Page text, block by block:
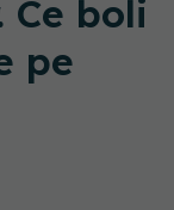
Ce boli
pe